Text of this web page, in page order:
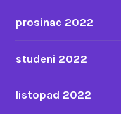
prosinac 2022
studeni 2022
listopad 2022